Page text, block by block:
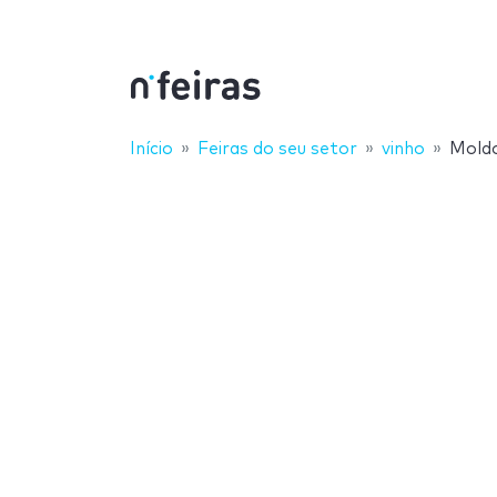
Início Feiras do seu setor vinho